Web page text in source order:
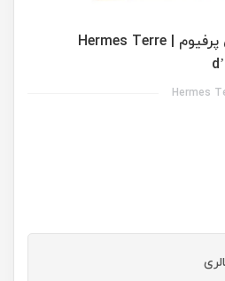
ادکلن هرمس تق هرمس پرفیوم | Hermes Terre
Hermes